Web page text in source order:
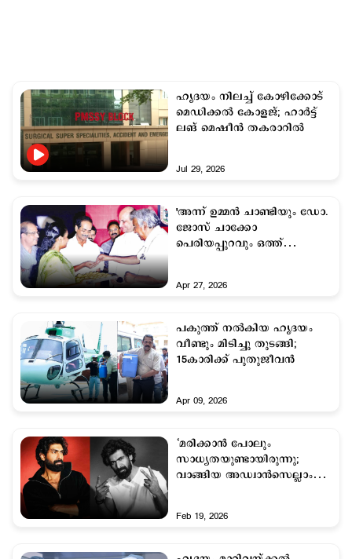
ഹൃദയം നിലച്ച് കോഴിക്കോട്
മെഡിക്കല്‍ കോളജ്; ഹാര്‍ട്ട്
ലങ് മെഷീന്‍ തകരാറില്‍
Jul 29, 2026
'അന്ന് ഉമ്മൻ ചാണ്ടിയും ഡോ.
ജോസ് ചാക്കോ
പെരിയപ്പുറവും ഒത്ത്
Apr 27, 2026
പകുത്ത് നല്‍കിയ ഹൃദയം
വീണ്ടും മിടിച്ചു തുടങ്ങി;
15കാരിക്ക് പുതുജീവന്‍
Apr 09, 2026
‘മരിക്കാന്‍ പോലും
സാധ്യതയുണ്ടായിരുന്നു;
വാങ്ങിയ അഡ്വാന്‍സെല്ലാം
ദഗുബാട്ടി
Feb 19, 2026